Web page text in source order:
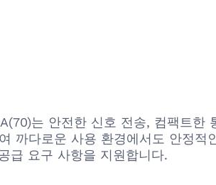
는 안전한 신호 전송, 컴팩트한
까다로운 사용 환경에서도 안정
급 요구 사항을 지원합니다.